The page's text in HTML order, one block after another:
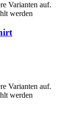
Varianten auf.
werden
Varianten auf.
werden